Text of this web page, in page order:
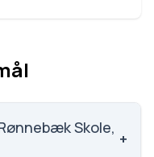
Skole,
+